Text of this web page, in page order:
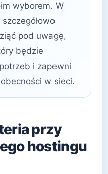
wyborem. W
pod uwagę,
będzie
i zapewni
w sieci.
przy
hostingu